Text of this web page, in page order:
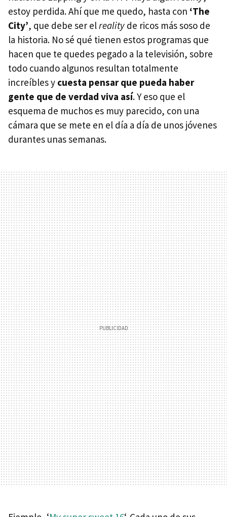
estoy perdida. Ahí que me quedo, hasta con ‘The
City’, que debe ser elreality de ricos más soso de
la historia. No sé qué tienen estos programas que
hacen que te quedes pegado a la televisión, sobre
todo cuando algunos resultan totalmente
increíbles y cuesta pensar que pueda haber
gente que de verdad viva así. Y eso que el
esquema de muchos es muy parecido, con una
cámara que se mete en el día a día de unos jóvenes
durantes unas semanas.